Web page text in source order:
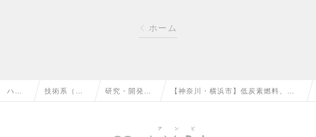
ホーム
ハイ 技術系（化 研究・開発 【神奈川・横浜市】低炭素燃料、素